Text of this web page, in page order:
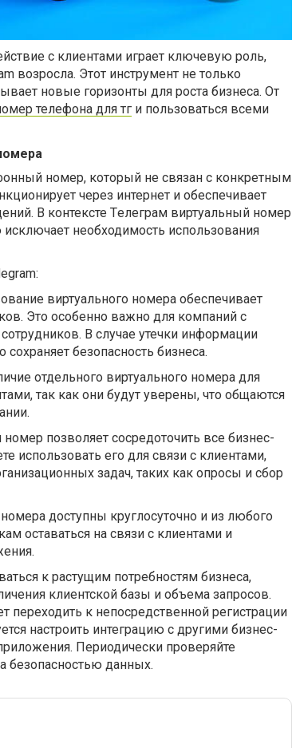
с клиентами играет ключевую роль,
возросла. Этот инструмент не только
новые горизонты для роста бизнеса. От
телефона для тг и пользоваться всеми
номер, который не связан с конкретным
через интернет и обеспечивает
В контексте Tелеграм виртуальный номер
исключает необходимость использования
виртуального номера обеспечивает
Это особенно важно для компаний с
В случае утечки информации
безопасность бизнеса.
отдельного виртуального номера для
так как они будут уверены, что общаются
позволяет сосредоточить все бизнес-
использовать его для связи с клиентами,
задач, таких как опросы и сбор
доступны круглосуточно и из любого
оставаться на связи с клиентами и
к растущим потребностям бизнеса,
клиентской базы и объема запросов.
к непосредственной регистрации
настроить интеграцию с другими бизнес-
Периодически проверяйте
безопасностью данных.